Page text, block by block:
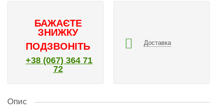
БАЖАЄТЕ
ЗНИЖКУ
ПОДЗВОНІТЬ
+38 (067) 364 71
72
Доставка
Опис